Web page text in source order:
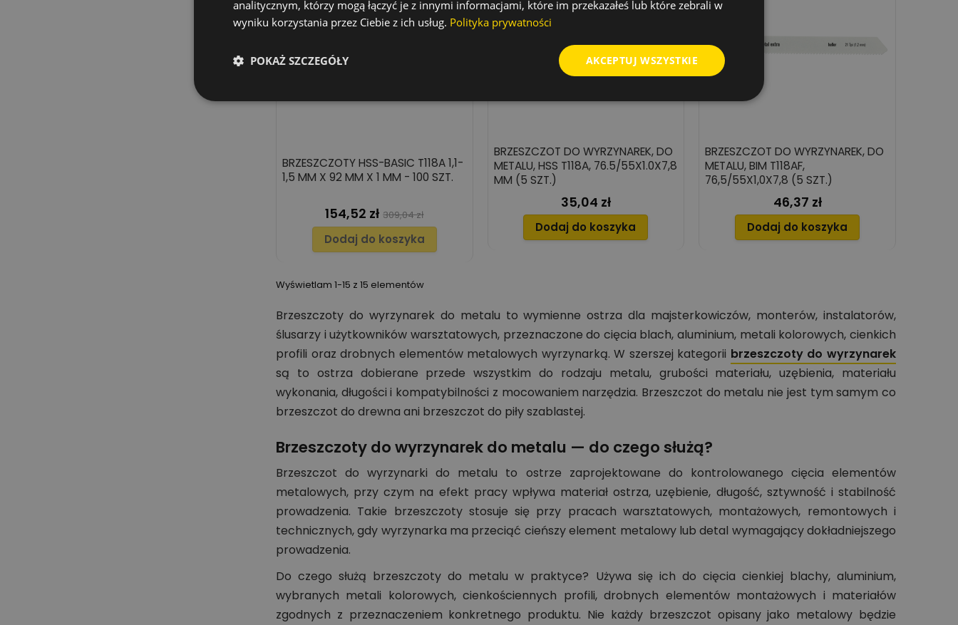
BRZESZCZOTY HSS-BASIC T118A 1,1-
1,5 MM X 92 MM X 1 MM - 100 SZT.
Cena
154,52 zł Cena
podstawowa
309,04 zł
Dodaj do koszyka
BRZESZCZOT DO WYRZYNAREK, DO
METALU, HSS T118A, 76.5/55X1.0X7,8
MM (5 SZT.)
Cena
35,04 zł
Dodaj do koszyka
BRZESZCZOT DO WYRZYNAREK, DO
METALU, BIM T118AF,
76,5/55X1,0X7,8 (5 SZT.)
Cena
46,37 zł
Dodaj do koszyka
Wyświetlam 1-15 z 15 elementów
Brzeszczoty do wyrzynarek do metalu to wymienne ostrza dla majsterkowiczów, monterów, instalatorów,
ślusarzy i użytkowników warsztatowych, przeznaczone do cięcia blach, aluminium, metali kolorowych, cienkich
profili oraz drobnych elementów metalowych wyrzynarką. W szerszej kategorii brzeszczoty do wyrzynarek
są to ostrza dobierane przede wszystkim do rodzaju metalu, grubości materiału, uzębienia, materiału
wykonania, długości i kompatybilności z mocowaniem narzędzia. Brzeszczot do metalu nie jest tym samym co
brzeszczot do drewna ani brzeszczot do piły szablastej.
Brzeszczoty do wyrzynarek do metalu — do czego służą?
Brzeszczot do wyrzynarki do metalu to ostrze zaprojektowane do kontrolowanego cięcia elementów
metalowych, przy czym na efekt pracy wpływa materiał ostrza, uzębienie, długość, sztywność i stabilność
prowadzenia. Takie brzeszczoty stosuje się przy pracach warsztatowych, montażowych, remontowych i
technicznych, gdy wyrzynarka ma przeciąć cieńszy element metalowy lub detal wymagający dokładniejszego
prowadzenia.
Do czego służą brzeszczoty do metalu w praktyce? Używa się ich do cięcia cienkiej blachy, aluminium,
wybranych metali kolorowych, cienkościennych profili, drobnych elementów montażowych i materiałów
zgodnych z przeznaczeniem konkretnego produktu. Nie każdy brzeszczot opisany jako metalowy będzie
analitycznym, którzy mogą łączyć je z innymi informacjami, które im przekazałeś lub które zebrali w
wyniku korzystania przez Ciebie z ich usług. Polityka prywatności
AKCEPTUJ WSZYSTKIE
POKAŻ SZCZEGÓŁY